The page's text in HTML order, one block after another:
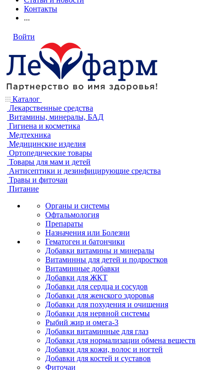
Контакты
...
Войти
Каталог
Лекарственные средства
Витамины, минералы, БАД
Гигиена и косметика
Медтехника
Медицинские изделия
Ортопедические товары
Товары для мам и детей
Антисептики и дезинфицирующие средства
Травы и фиточаи
Питание
Органы и системы
Офтальмология
Препараты
Назначения или Болезни
Гематоген и батончики
Добавки витамины и минералы
Витаминны для детей и подростков
Витаминные добавки
Добавки для ЖКТ
Добавки для сердца и сосудов
Добавки для женского здоровья
Добавки для похудения и очищения
Добавки для нервной системы
Рыбий жир и омега-3
Добавки витаминные для глаз
Добавки для нормализации обмена веществ
Добавки для кожи, волос и ногтей
Добавки для костей и суставов
Фиточаи